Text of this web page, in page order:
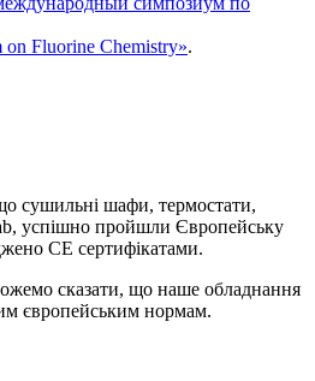
on Fluorine Chemistry».
сушильні шафи, термостати,
успішно пройшли Європейську
СЕ сертифікатами.
сказати, що наше обладнання
європейським нормам.